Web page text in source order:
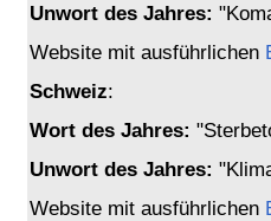
Unwort des Jahres:
Website mit ausführlichen
Schweiz:
Wort des Jahres:
Unwort des Jahres:
Website mit ausführlichen